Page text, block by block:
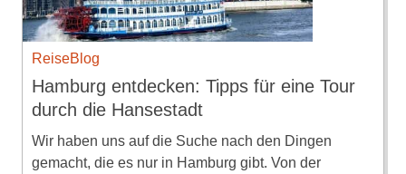
ReiseBlog
Hamburg entdecken: Tipps für eine Tour
durch die Hansestadt
Wir haben uns auf die Suche nach den Dingen
gemacht, die es nur in Hamburg gibt. Von der